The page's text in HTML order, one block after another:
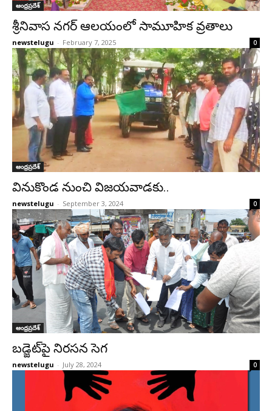
ఆంధ్రప్రదేశ్‌
శ్రీనివాస నగర్ ఆలయంలో సామూహిక వ్రతాలు
newstelugu - February 7, 2025 0
ఆంధ్రప్రదేశ్‌
వినుకొండ నుంచి విజ‌య‌వాడ‌కు..
newstelugu - September 3, 2024 0
ఆంధ్రప్రదేశ్‌
బ‌డ్జెట్‌పై నిర‌స‌న సెగ‌
newstelugu - July 28, 2024 0